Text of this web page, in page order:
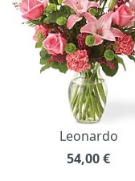
Leonardo
54,00€